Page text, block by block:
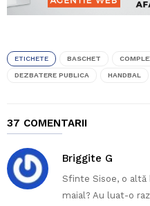
ETICHETE BASCHET
DEZBATERE PUBLICA HANDBAL
37 COMENTARII
Briggite G
Sfinte Sisoe, o altă
maial? Au luat-o